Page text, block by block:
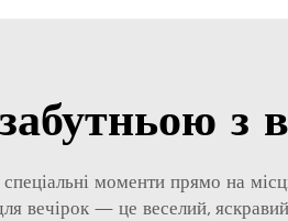
спеціальні моменти прямо на
вечірок — це веселий,